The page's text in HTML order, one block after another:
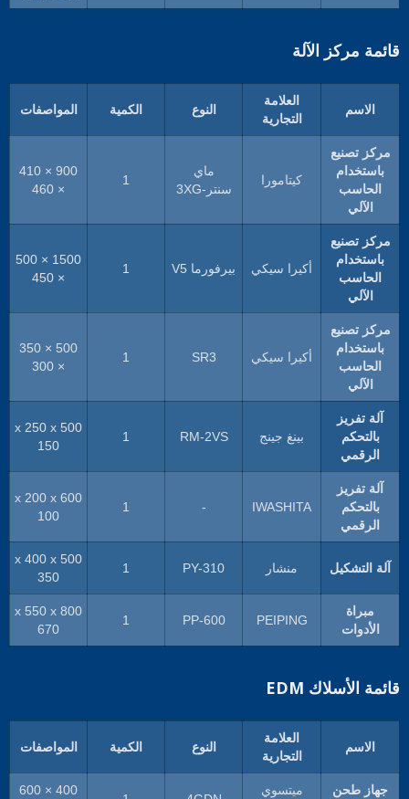
قائمة مركز الآلة
الاسم
العلامة
التجارية
النوع الكمية المواصفات
مركز تصنيع
باستخدام
الحاسب
الآلي
كيتامورا
ماي
سنتر-3XG
1
900 × 410
× 460
مركز تصنيع
باستخدام
الحاسب
الآلي
أكيرا سيكي بيرفورما V5 1
1500 × 500
× 450
مركز تصنيع
باستخدام
الحاسب
الآلي
أكيرا سيكي SR3
1
500 × 350
× 300
آلة تفريز
بالتحكم
الرقمي
بينغ جينج RM-2VS
1
500 x 250 x
150
آلة تفريز
بالتحكم
الرقمي
IWASHITA
-
1
600 x 200 x
100
آلة التشكيل منشار PY-310
1
500 x 400 x
350
مبراة
الأدوات
PEIPING
PP-600
1
800 x 550 x
670
قائمة الأسلاك EDM
الاسم
العلامة
التجارية
النوع الكمية المواصفات
جهاز طحن ميتسوي 400 × 600